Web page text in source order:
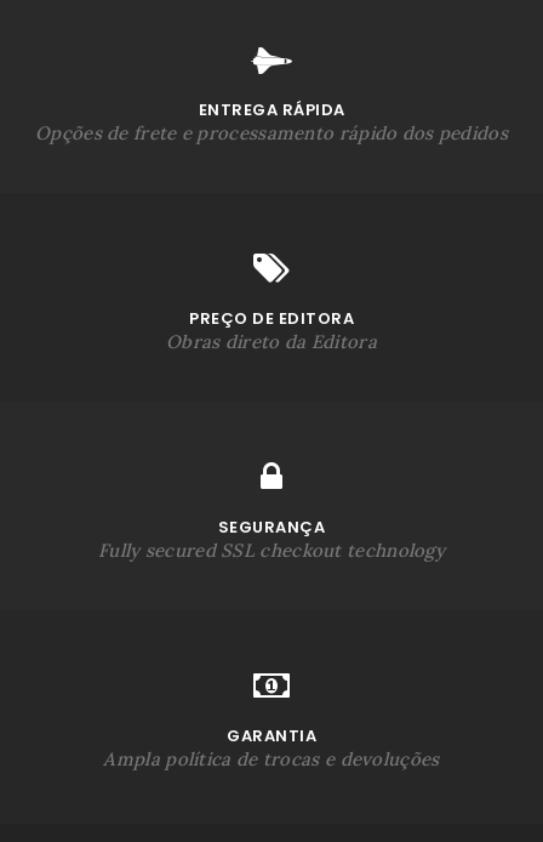
ENTREGA RÁPIDA
Opções de frete e processamento rápido dos pedidos
PREÇO DE EDITORA
Obras direto da Editora
SEGURANÇA
Fully secured SSL checkout technology
GARANTIA
Ampla política de trocas e devoluções